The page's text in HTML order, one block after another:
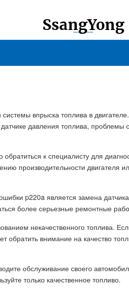
SsangYong
впрыска топлива в
давления топлива, проблемы
к специалисту для
производительности двигателя
p220a является замена
более серьезные ремонтные
некачественного топлива.
обратить внимание на качество
обслуживание своего
только качественное топливо.